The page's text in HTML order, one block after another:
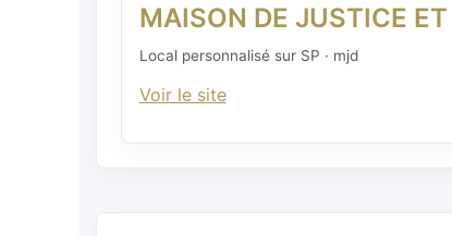
MAISON DE JUSTICE
Local personnalisé sur SP · mjd
Voir le site